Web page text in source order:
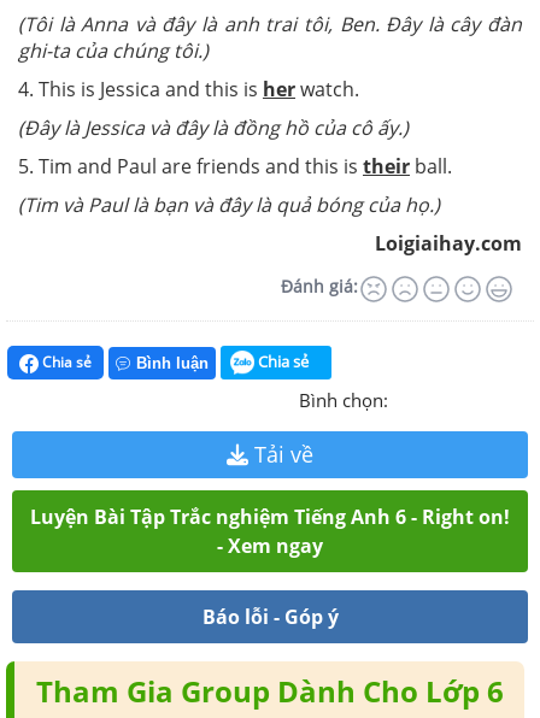
(Tôi là Anna và đây là anh trai tôi, Ben. Đây là cây đàn
ghi-ta của chúng tôi.)
4. This is Jessica and this is herwatch.
(Đây là Jessica và đây là đồng hồ của cô ấy.)
5. Tim and Paul are friends and this is their ball.
(Tim và Paul là bạn và đây là quả bóng của họ.)
Loigiaihay.com
Đánh giá:
Chia sẻ Bình luận Chia sẻ
Bình chọn:
Tải về
Luyện Bài Tập Trắc nghiệm Tiếng Anh 6 - Right on!
- Xem ngay
Báo lỗi - Góp ý
Tham Gia Group Dành Cho Lớp 6